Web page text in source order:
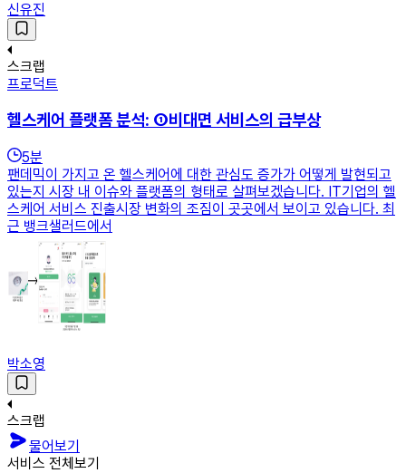
신유진
스크랩
프로덕트
헬스케어 플랫폼 분석: ①비대면 서비스의 급부상
5분
팬데믹이 가지고 온 헬스케어에 대한 관심도 증가가 어떻게 발현되고
있는지 시장 내 이슈와 플랫폼의 형태로 살펴보겠습니다. IT기업의 헬
스케어 서비스 진출시장 변화의 조짐이 곳곳에서 보이고 있습니다. 최
근 뱅크샐러드에서
박소영
스크랩
물어보기
서비스 전체보기